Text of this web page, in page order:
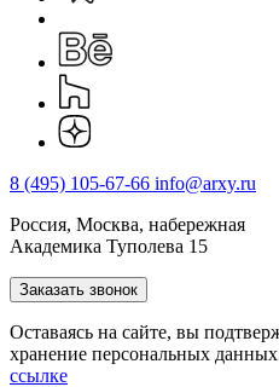
8 (495) 105-67-66 info@arxy.ru
Россия, Москва, набережная
Академика Туполева 15
Заказать звонок
Оставаясь на сайте, вы
хранение персональных
ссылке